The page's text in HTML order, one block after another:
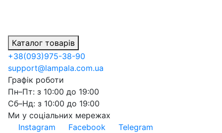
Каталог товарів
+38(093)975-38-90
support@lampala.com.ua
Графік роботи
Пн–Пт: з 10:00 до 19:00
Сб–Нд: з 10:00 до 19:00
Ми у соціальних мережах
Instagram
Facebook
Telegram